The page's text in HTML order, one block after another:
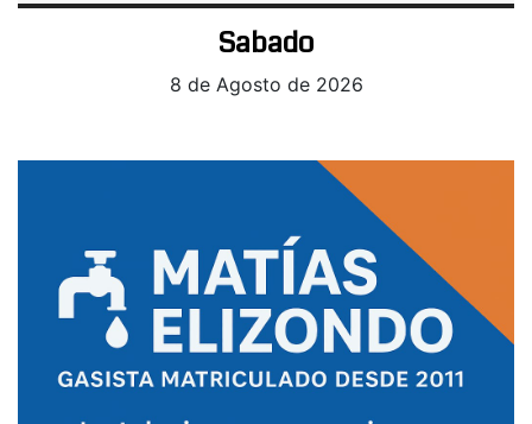
Sabado
8 de Agosto de 2026